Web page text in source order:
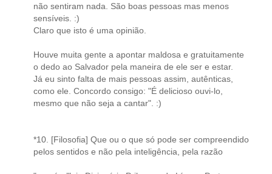
não sentiram nada. São boas pessoas mas menos
sensíveis. :)
Claro que isto é uma opinião.
Houve muita gente a apontar maldosa e gratuitamente
o dedo ao Salvador pela maneira de ele ser e estar.
Já eu sinto falta de mais pessoas assim, autênticas,
como ele. Concordo consigo: "É delicioso ouvi-lo,
mesmo que não seja a cantar". :)
*10. [Filosofia] Que ou o que só pode ser compreendido
pelos sentidos e não pela inteligência, pela razão